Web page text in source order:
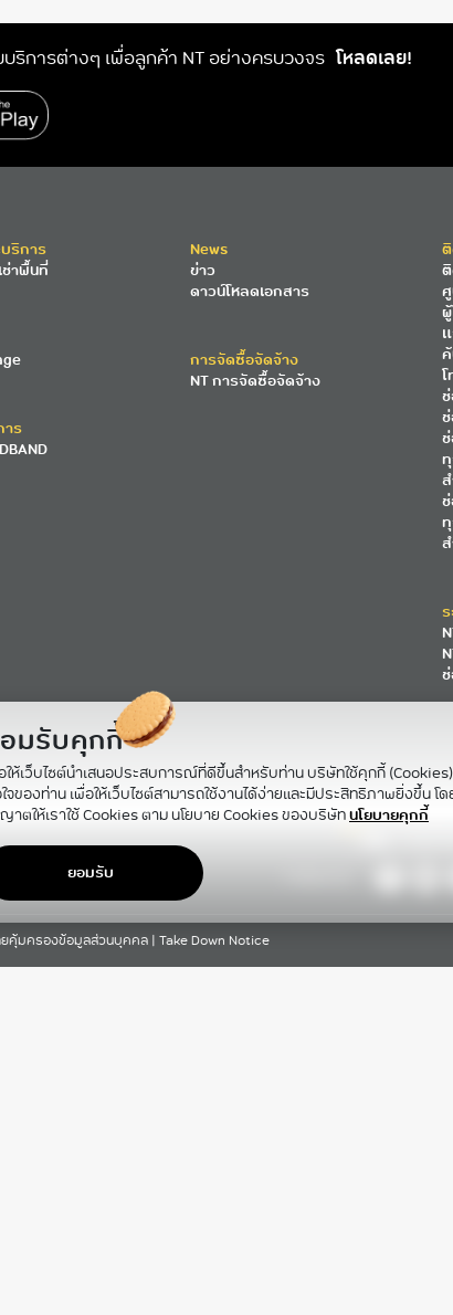
มรับคุกกี้
ให้เว็บไซต์นำเสนอประสบการณ์ที่ดีขึ้นสำหรับท่าน บริษัทใช้คุกกี้
จของท่าน เพื่อให้เว็บไซต์สามารถใช้งานได้ง่ายและมีประสิทธิภาพยิ่งขึ้น โด
าตให้เราใช้ Cookies ตาม นโยบาย Cookies ของบริษัทนโยบายคุกกี้
ยอมรับ
ริการต่างๆ เพื่อลูกค้า NT อย่างครบวงจร โหลดเลย!
ริการ
ช่าพื้นที่
ร
News
ข่าว
ดาวน์โหลดเอกสาร
การจัดซื้อจัดจ้าง
NT การจัดซื้อจัดจ้าง
ยคุ้มครองข้อมูลส่วนบุคคล | Take Down Notice